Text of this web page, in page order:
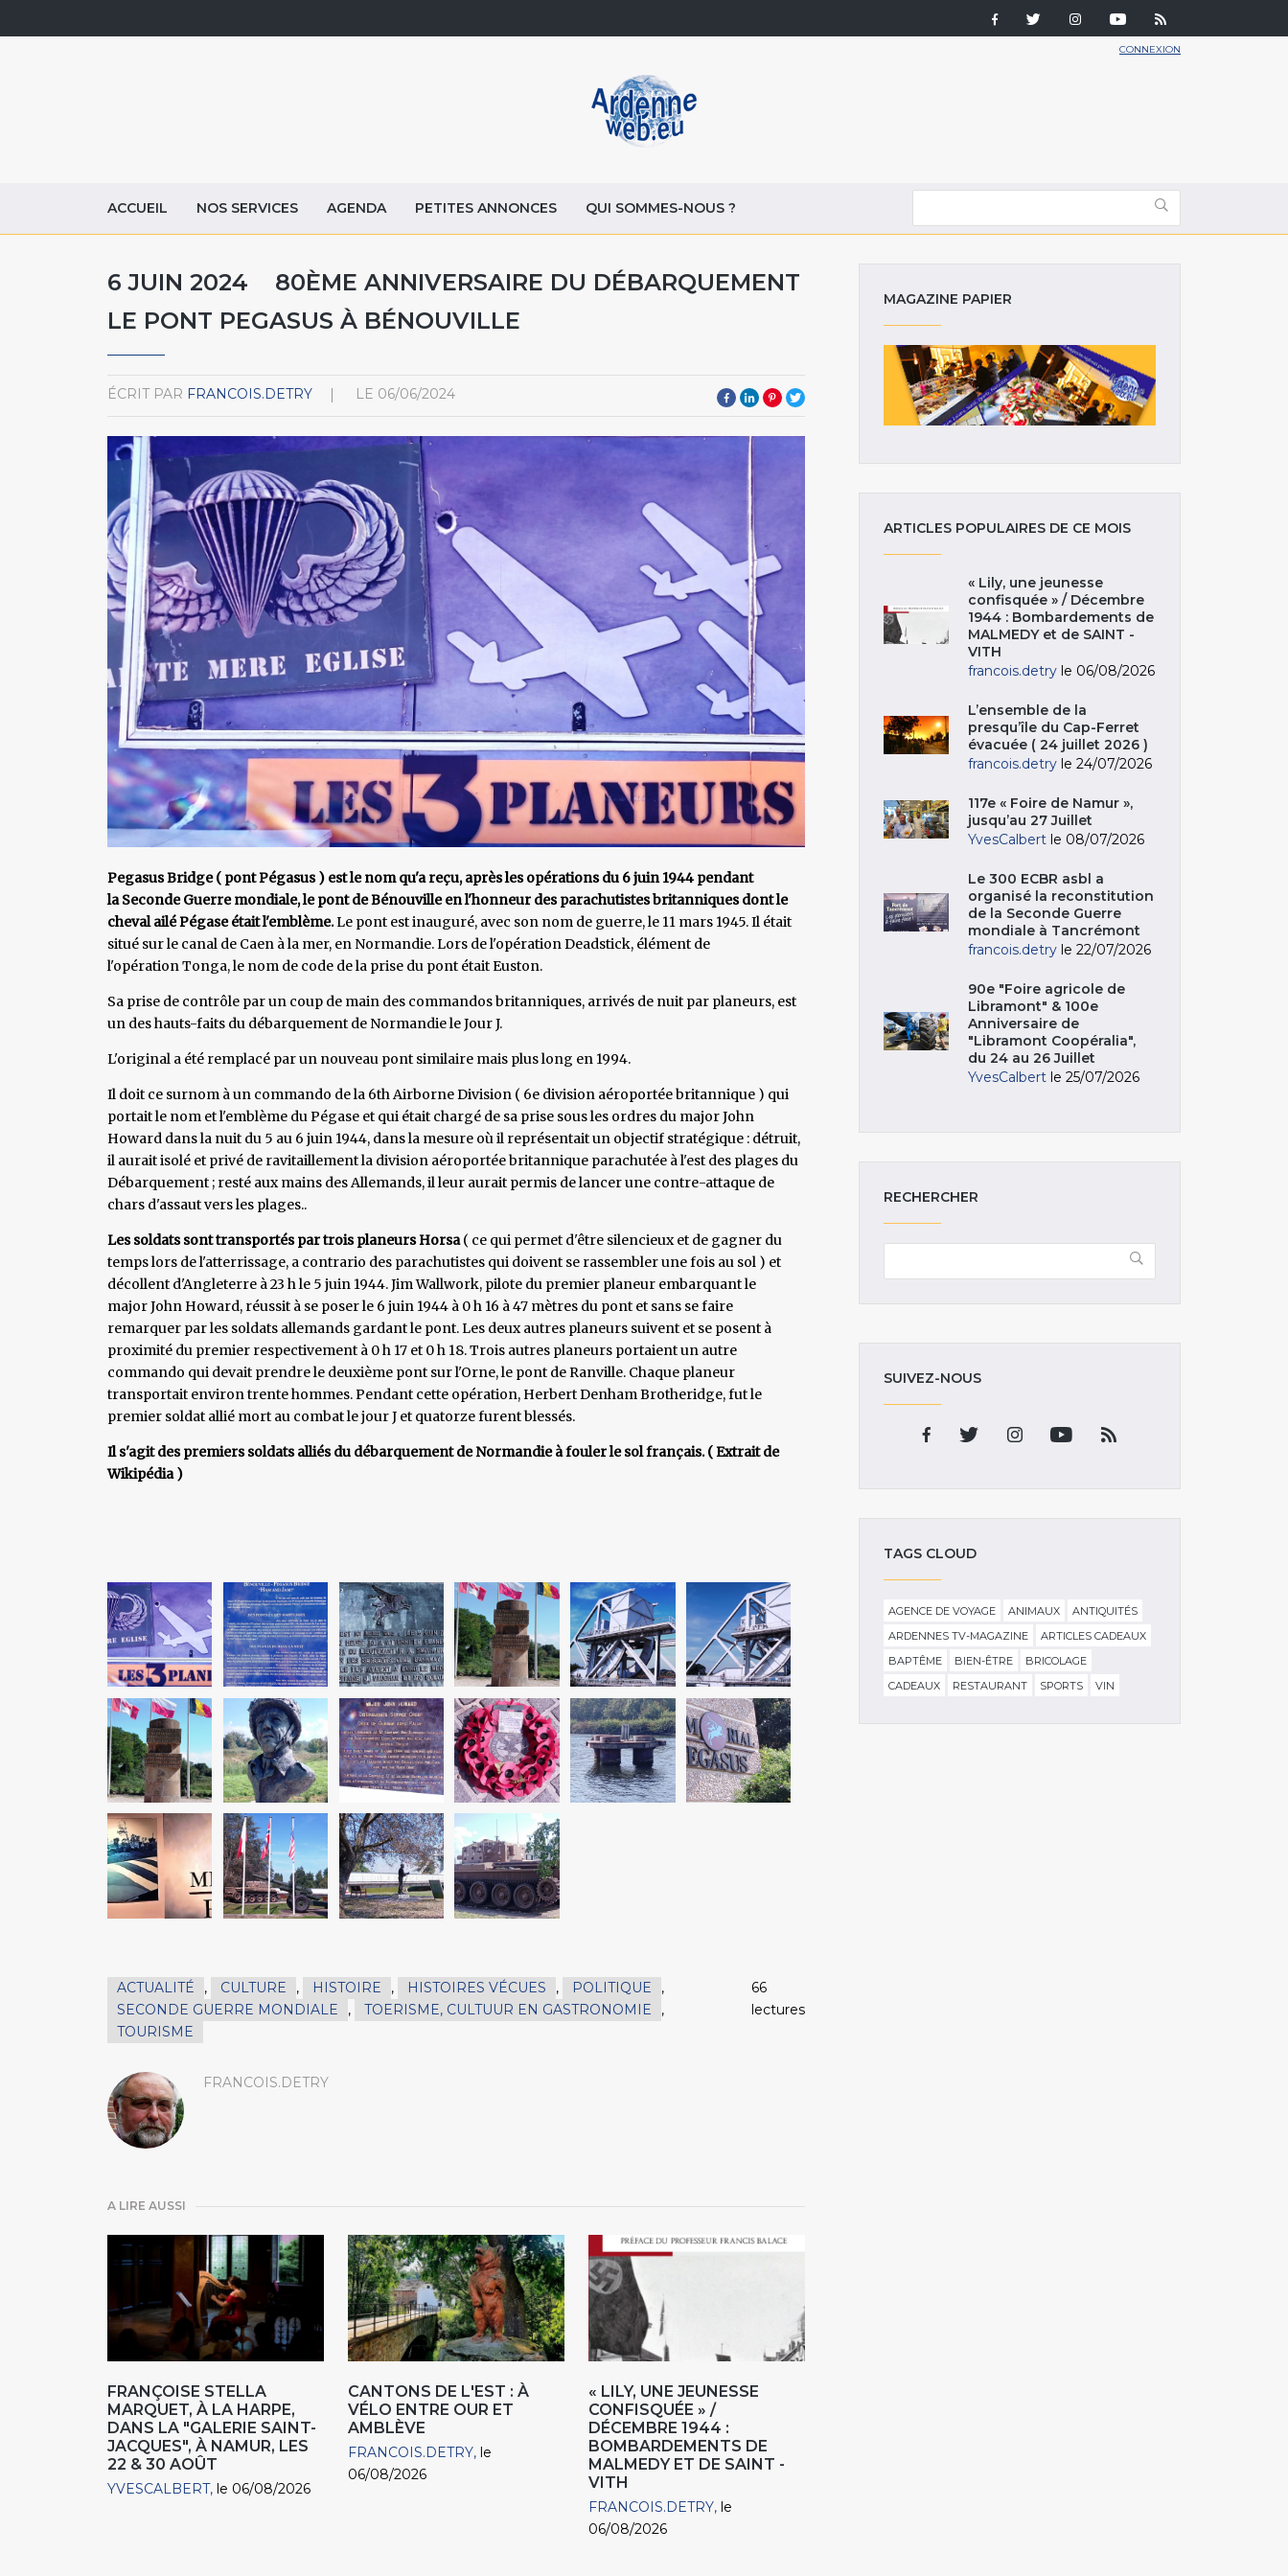
CONNEXION
ACCUEIL NOS SERVICES AGENDA PETITES ANNONCES QUI SOMMES-NOUS ?
6 JUIN 2024 80ÈME ANNIVERSAIRE DU DÉBARQUEMENT
LE PONT PEGASUS À BÉNOUVILLE
ÉCRIT PAR FRANCOIS.DETRY LE 06/06/2024
Pegasus Bridge ( pont Pégasus ) est le nom qu'a reçu, après les opérations du 6 juin 1944 pendant
la Seconde Guerre mondiale, le pont de Bénouville en l'honneur des parachutistes britanniques dont le
cheval ailé Pégase était l'emblème.Le pont est inauguré, avec son nom de guerre, le 11 mars 1945. Il était
situé sur le canal de Caen à la mer, en Normandie. Lors de l'opération Deadstick, élément de
l'opération Tonga, le nom de code de la prise du pont était Euston.
Sa prise de contrôle par un coup de main des commandos britanniques, arrivés de nuit par planeurs, est
un des hauts-faits du débarquement de Normandie le Jour J.
L'original a été remplacé par un nouveau pont similaire mais plus long en 1994.
Il doit ce surnom à un commando de la 6th Airborne Division ( 6e division aéroportée britannique ) qui
portait le nom et l'emblème du Pégase et qui était chargé de sa prise sous les ordres du major John
Howard dans la nuit du 5 au 6 juin 1944, dans la mesure où il représentait un objectif stratégique : détruit,
il aurait isolé et privé de ravitaillement la division aéroportée britannique parachutée à l'est des plages du
Débarquement ; resté aux mains des Allemands, il leur aurait permis de lancer une contre-attaque de
chars d'assaut vers les plages..
Les soldats sont transportés par trois planeurs Horsa( ce qui permet d'être silencieux et de gagner du
temps lors de l'atterrissage, a contrario des parachutistes qui doivent se rassembler une fois au sol ) et
décollent d'Angleterre à 23 h le 5 juin 1944. Jim Wallwork, pilote du premier planeur embarquant le
major John Howard, réussit à se poser le 6 juin 1944 à 0 h 16 à 47 mètres du pont et sans se faire
remarquer par les soldats allemands gardant le pont. Les deux autres planeurs suivent et se posent à
proximité du premier respectivement à 0 h 17 et 0 h 18. Trois autres planeurs portaient un autre
commando qui devait prendre le deuxième pont sur l'Orne, le pont de Ranville. Chaque planeur
transportait environ trente hommes. Pendant cette opération, Herbert Denham Brotheridge, fut le
premier soldat allié mort au combat le jour J et quatorze furent blessés.
Il s'agit des premiers soldats alliés du débarquement de Normandie à fouler le sol français. ( Extrait de
Wikipédia )
ACTUALITÉ , CULTURE , HISTOIRE , HISTOIRES VÉCUES , POLITIQUE
,
SECONDE GUERRE MONDIALE
, TOERISME, CULTUUR EN GASTRONOMIE
,
TOURISME
66
lectures
FRANCOIS.DETRY
A LIRE AUSSI
FRANÇOISE STELLA
MARQUET, À LA HARPE,
DANS LA "GALERIE SAINT-
JACQUES", À NAMUR, LES
22 & 30 AOÛT
YVESCALBERT le 06/08/2026
CANTONS DE L'EST : À
VÉLO ENTRE OUR ET
AMBLÈVE
FRANCOIS.DETRY le
06/08/2026
« LILY, UNE JEUNESSE
CONFISQUÉE » /
DÉCEMBRE 1944 :
BOMBARDEMENTS DE
MALMEDY ET DE SAINT -
VITH
FRANCOIS.DETRY le
06/08/2026
MAGAZINE PAPIER
ARTICLES POPULAIRES DE CE MOIS
« Lily, une jeunesse
confisquée » / Décembre
1944 : Bombardements de
MALMEDY et de SAINT -
VITH
francois.detry le 06/08/2026
L’ensemble de la
presqu’île du Cap-Ferret
évacuée ( 24 juillet 2026 )
francois.detry le 24/07/2026
117e « Foire de Namur »,
jusqu’au 27 Juillet
YvesCalbert le 08/07/2026
Le 300 ECBR asbl a
organisé la reconstitution
de la Seconde Guerre
mondiale à Tancrémont
francois.detry le 22/07/2026
90e "Foire agricole de
Libramont" & 100e
Anniversaire de
"Libramont Coopéralia",
du 24 au 26 Juillet
YvesCalbert le 25/07/2026
RECHERCHER
SUIVEZ-NOUS
TAGS CLOUD
AGENCE DE VOYAGE ANIMAUX
ANTIQUITÉS
ARDENNES TV-MAGAZINE
ARTICLES CADEAUX
BAPTÊME
BIEN-ÊTRE
BRICOLAGE
CADEAUX
RESTAURANT SPORTS VIN